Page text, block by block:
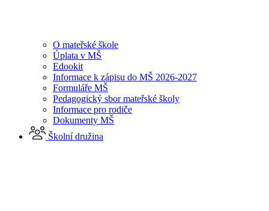
O mateřské škole
Úplata v MŠ
Edookit
Informace k zápisu do MŠ 2026-2027
Formuláře MŠ
Pedagogický sbor mateřské školy
Informace pro rodiče
Dokumenty MŠ
Školní družina